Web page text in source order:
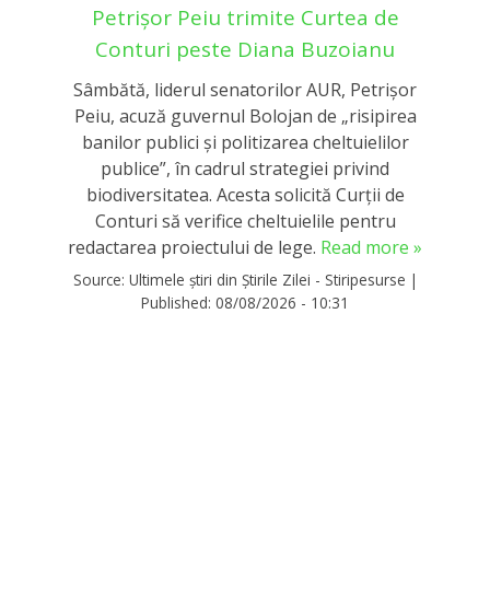
Petrișor Peiu trimite Curtea de
Conturi peste Diana Buzoianu
Sâmbătă, liderul senatorilor AUR, Petrișor
Peiu, acuză guvernul Bolojan de „risipirea
banilor publici și politizarea cheltuielilor
publice”, în cadrul strategiei privind
biodiversitatea. Acesta solicită Curții de
Conturi să verifice cheltuielile pentru
redactarea proiectului de lege. Read more »
Source: Ultimele știri din Știrile Zilei - Stiripesurse |
Published: 08/08/2026 - 10:31